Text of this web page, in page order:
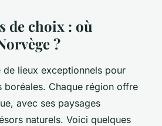
de choix : où
?
lieux exceptionnels pour
boréales. Chaque région offre
avec ses paysages
naturels. Voici quelques